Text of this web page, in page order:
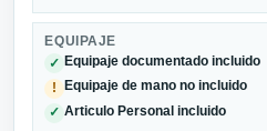
EQUIPAJE
✓ Equipaje documentado incluido
! Equipaje de mano no incluido
✓ Articulo Personal incluido